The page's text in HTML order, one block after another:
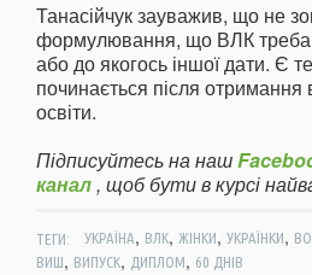
Танасійчук зауважив, що не
формулювання, що ВЛК треба
або до якогось іншої дати. Є
починається після отримання
освіти.
Підписуйтесь на наш
канал, щоб бути в курсі
ТЕГИ: УКРАЇНА, ВЛК, ЖІНКИ, УКРАЇНКИ,
ВИШ, ВИПУСК, ДИПЛОМ, 60 ДНІВ